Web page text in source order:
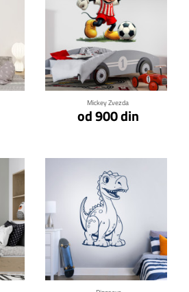
Mickey Zvezda
od 900 din
Klikni za detalje
Klikni za detalje